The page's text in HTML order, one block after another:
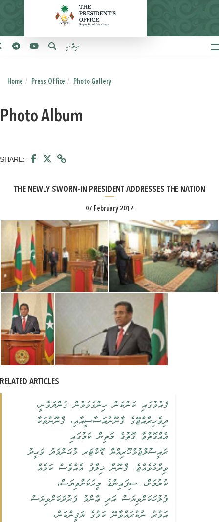
ދިވެހި
Home Press Office Photo Gallery
Photo Album
SHARE:
THE NEWLY SWORN-IN PRESIDENT ADDRESSES THE NATION
07 February 2012
RELATED ARTICLES
ޤައުމުގައި ކަންކަން ހިންގަވަމުން ގެންދަވާނީ،
ދިވެހިރާއްޖޭގެ ޤާނޫނުއަސާސީއާއި، ޤާނޫނުތަކާ
އެއްގޮތްވާ ގޮތުގެ މަތިން ކަމުގައި
ރައީސުލްޖުމްހޫރިއްޔާ ޑޮކްޓަރ މުޙަންމަދު ވަޙީދު
ވިދާޅުވެއްޖެ. ޤާނޫނާ ޚިލާފު އެއްވެސް ކަމެއް
ކުރުމަށް، ސިފައިންގެ މީހަކަށްވިޔަސް،
ފުލުހަކަށްވިޔަސް އަދި ޢާންމު ފަރުދަކަށްވިޔަސް
އަމުރު ނުކުރައްވާނޭ ކަމުގެ ޔަޤީންކަން،